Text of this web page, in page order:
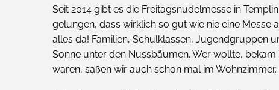
Seit 2014 gibt es die Freitagsnudelmesse in
gelungen, dass wirklich so gut wie nie eine Messe
alles da! Familien, Schulklassen, Jugendgruppen
Sonne unter den Nussbäumen. Wer wollte,
waren, saßen wir auch schon mal im